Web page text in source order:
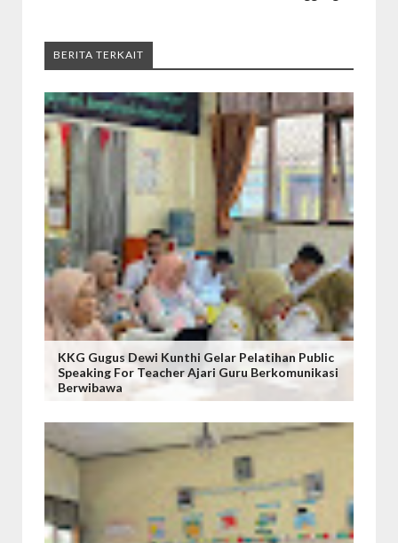
BERITA TERKAIT
KKG Gugus Dewi Kunthi Gelar Pelatihan Public
Speaking For Teacher Ajari Guru Berkomunikasi
Berwibawa